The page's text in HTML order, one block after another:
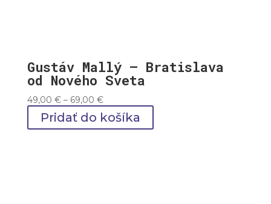
Gustáv Mallý – Bratislava
od Nového Sveta
49,00 € – 69,00 €Price
range:
49,00 €
Pridať do košíka